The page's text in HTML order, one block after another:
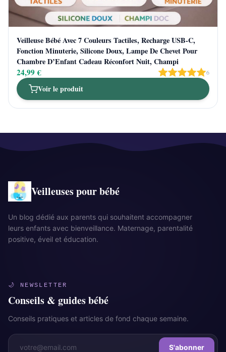
Veilleuse Bébé Avec 7 Couleurs Tactiles, Recharge USB-C,
Fonction Minuterie, Silicone Doux, Lampe De Chevet Pour
Chambre D’Enfant Cadeau Réconfort Nuit, Champi
24,99 € 6
Voir le produit
Veilleuses pour bébé
Un blog dédié aux parents qui souhaitent accompagner
leurs enfants avec bienveillance. Maternage, parentalité
positive, éveil et éducation.
🌙 NEWSLETTER
Conseils & guides bébé
Conseils pratiques et articles de fond chaque semaine.
S'abonner